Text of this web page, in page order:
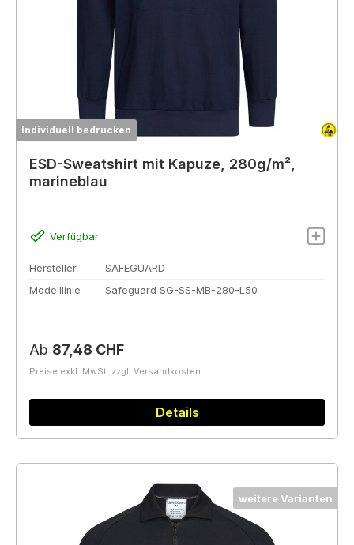
Individuell bedrucken
ESD-Sweatshirt mit Kapuze, 280g/m²,
marineblau
Verfügbar
Hersteller
SAFEGUARD
Modelllinie
Safeguard SG-SS-MB-280-L50
Regulärer Preis:
Ab 87,48 CHF
Preise exkl. MwSt. zzgl. Versandkosten
Details
weitere Varianten